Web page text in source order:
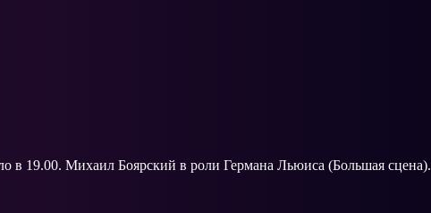
в 19.00. Михаил Боярский в роли Германа Льюиса (Большая сцена).